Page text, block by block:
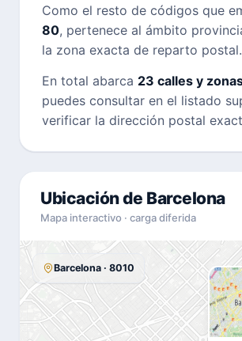
Como el resto de códigos que
80, pertenece al ámbito
la zona exacta de reparto postal.
En total abarca 23 calles y
puedes consultar en el listado
verificar la dirección postal
Ubicación de Barcelona
Mapa interactivo · carga diferida
Barcelona · 8010